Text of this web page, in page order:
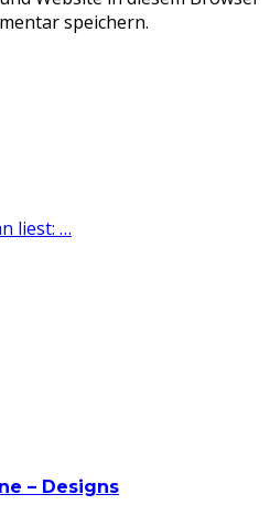
speichern.
liest: …
– Designs